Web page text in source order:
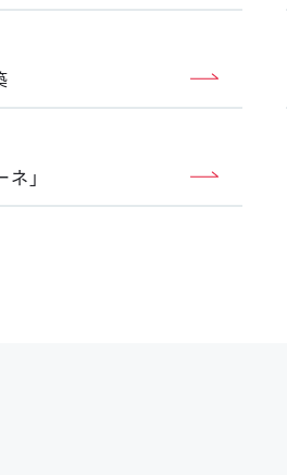
」